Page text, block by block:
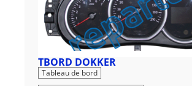
TBORD DOKKER
Tableau de bord